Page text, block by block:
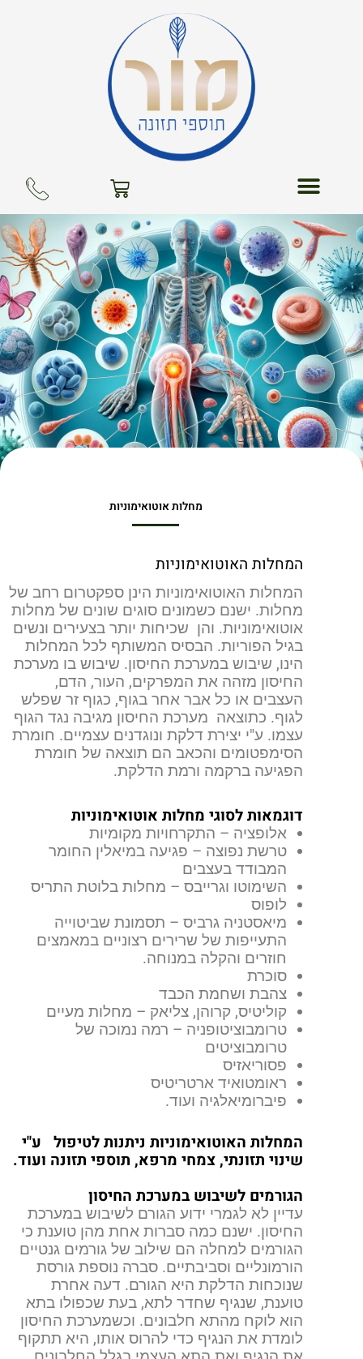
עגלת
מחלות אוטואימוניות
המחלות האוטואימוניות
המחלות האוטואימוניות הינן ספקטרום רחב של
מחלות. ישנם כשמונים סוגים שונים של מחלות
אוטואימוניות. והן שכיחות יותר בצעירים ונשים
בגיל הפוריות. הבסיס המשותף לכל המחלות
הינו, שיבוש במערכת החיסון. שיבוש בו מערכת
החיסון מזהה את המפרקים, העור, הדם,
העצבים או כל אבר אחר בגוף, כגוף זר שפלש
לגוף. כתוצאה מערכת החיסון מגיבה נגד הגוף
עצמו. ע"י יצירת דלקת ונוגדנים עצמיים. חומרת
הסימפטומים והכאב הם תוצאה של חומרת
הפגיעה ברקמה ורמת הדלקת.
דוגמאות לסוגי מחלות אוטואימוניות
אלופציה – התקרחויות מקומיות
טרשת נפוצה – פגיעה במיאלין החומר
המבודד בעצבים
השימוטו וגרייבס – מחלות בלוטת התריס
לופוס
מיאסטניה גרביס – תסמונת שביטוייה
התעייפות של שרירים רצוניים במאמצים
חוזרים והקלה במנוחה.
סוכרת
צהבת ושחמת הכבד
קוליטיס, קרוהן, צליאק – מחלות מעיים
טרומבוציטופניה – רמה נמוכה של
טרומבוציטים
פסוריאזיס
ראומטואיד ארטריטיס
פיברומיאלגיה ועוד.
המחלות האוטואימוניות ניתנות לטיפול ע"י
שינוי תזונתי, צמחי מרפא, תוספי תזונה ועוד.
הגורמים לשיבוש במערכת החיסון
עדיין לא לגמרי ידוע הגורם לשיבוש במערכת
החיסון. ישנם כמה סברות אחת מהן טוענת כי
הגורמים למחלה הם שילוב של גורמים גנטיים
הורמונליים וסביבתיים. סברה נוספת גורסת
שנוכחות הדלקת היא הגורם. דעה אחרת
טוענת, שנגיף שחדר לתא, בעת שכפולו בתא
הוא לוקח מהתא חלבונים. וכשמערכת החיסון
לומדת את הנגיף כדי להרוס אותו, היא תתקוף